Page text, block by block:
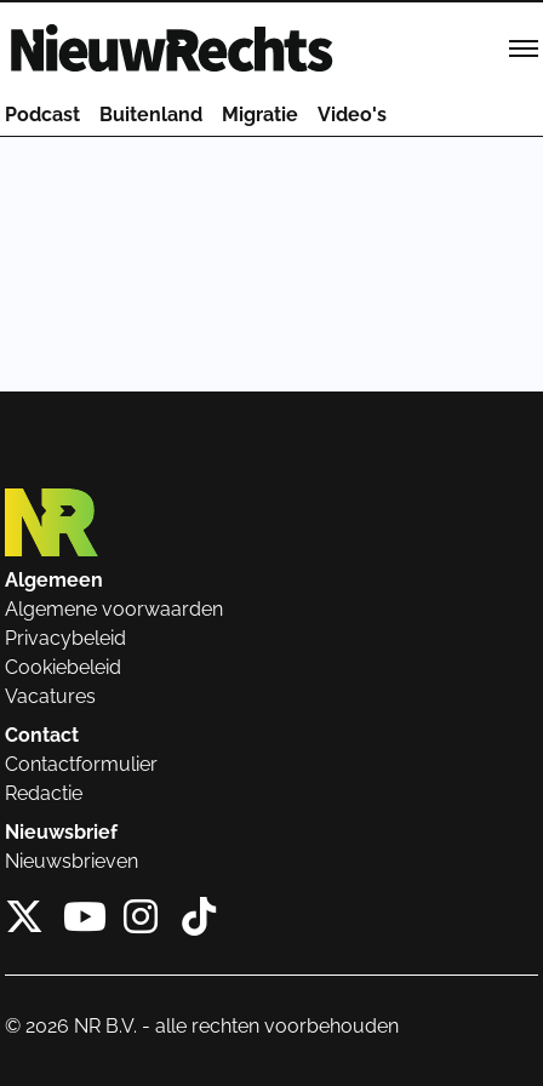
Homepage van NieuwRechts
Podcast Buitenland Migratie Video's
Algemeen
Algemene voorwaarden
Privacybeleid
Cookiebeleid
Vacatures
Contact
Contactformulier
Redactie
Nieuwsbrief
Nieuwsbrieven
X van NieuwRechts
Instagram van
Tiktok van
© 2026 NR B.V. - alle rechten voorbehouden